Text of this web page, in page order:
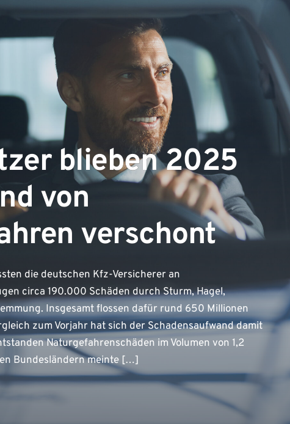
blieben 2025
von
verschont
die deutschen Kfz-Versicherer an
circa 190.000 Schäden durch Sturm, Hagel,
Insgesamt flossen dafür rund 650 Millionen
zum Vorjahr hat sich der Schadensaufwand damit
Naturgefahrenschäden im Volumen von 1,2
Bundesländern meinte […]